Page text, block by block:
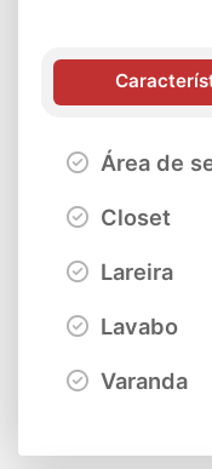
Área de
Closet
Lareira
Lavabo
Varanda